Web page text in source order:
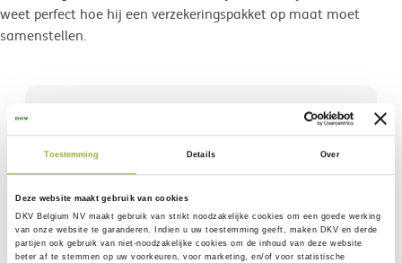
Toestemming Details Over
Deze website maakt gebruik van cookies
DKV Belgium NV maakt gebruik van strikt noodzakelijke cookies om een goede werking
van onze website te garanderen. Indien u uw toestemming geeft, maken DKV en derde
partijen ook gebruik van niet-noodzakelijke cookies om de inhoud van deze website
beter af te stemmen op uw voorkeuren, voor marketing, en/of voor statistische
weet perfect hoe hij een verzekeringspakket op maat moet
samenstellen.
Zie ook
Studeren in het buitenland en je
gezondheidsverzekering
Reizen verbreedt je horizon en studenten
vertrekken dan ook maar al te graag.